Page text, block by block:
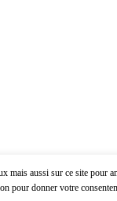
mais aussi sur ce site pour
pour donner votre